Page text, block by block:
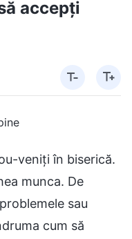
accepți
veniți în biserică.
munca. De
sau
cum să